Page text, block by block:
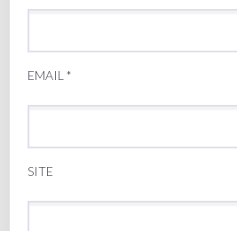
EMAIL*
SITE